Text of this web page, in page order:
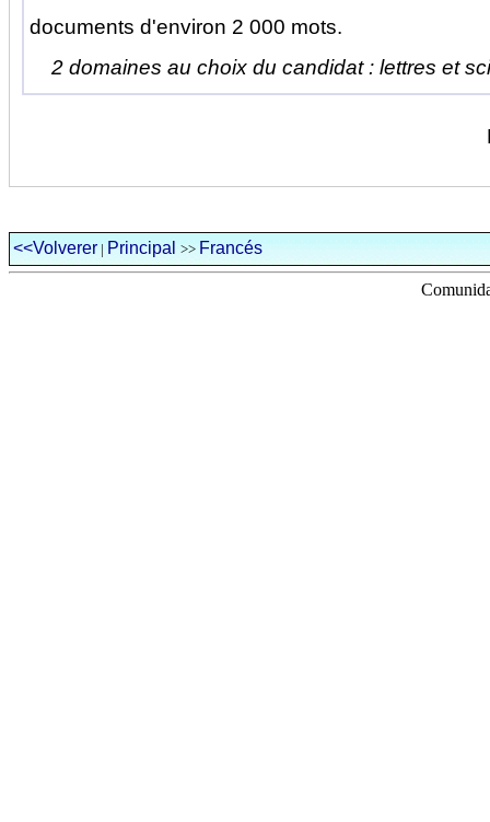
documents d'environ 2 000 mots.
2 domaines au choix du candidat : lettres et
<<Volverer | Principal >> Francés